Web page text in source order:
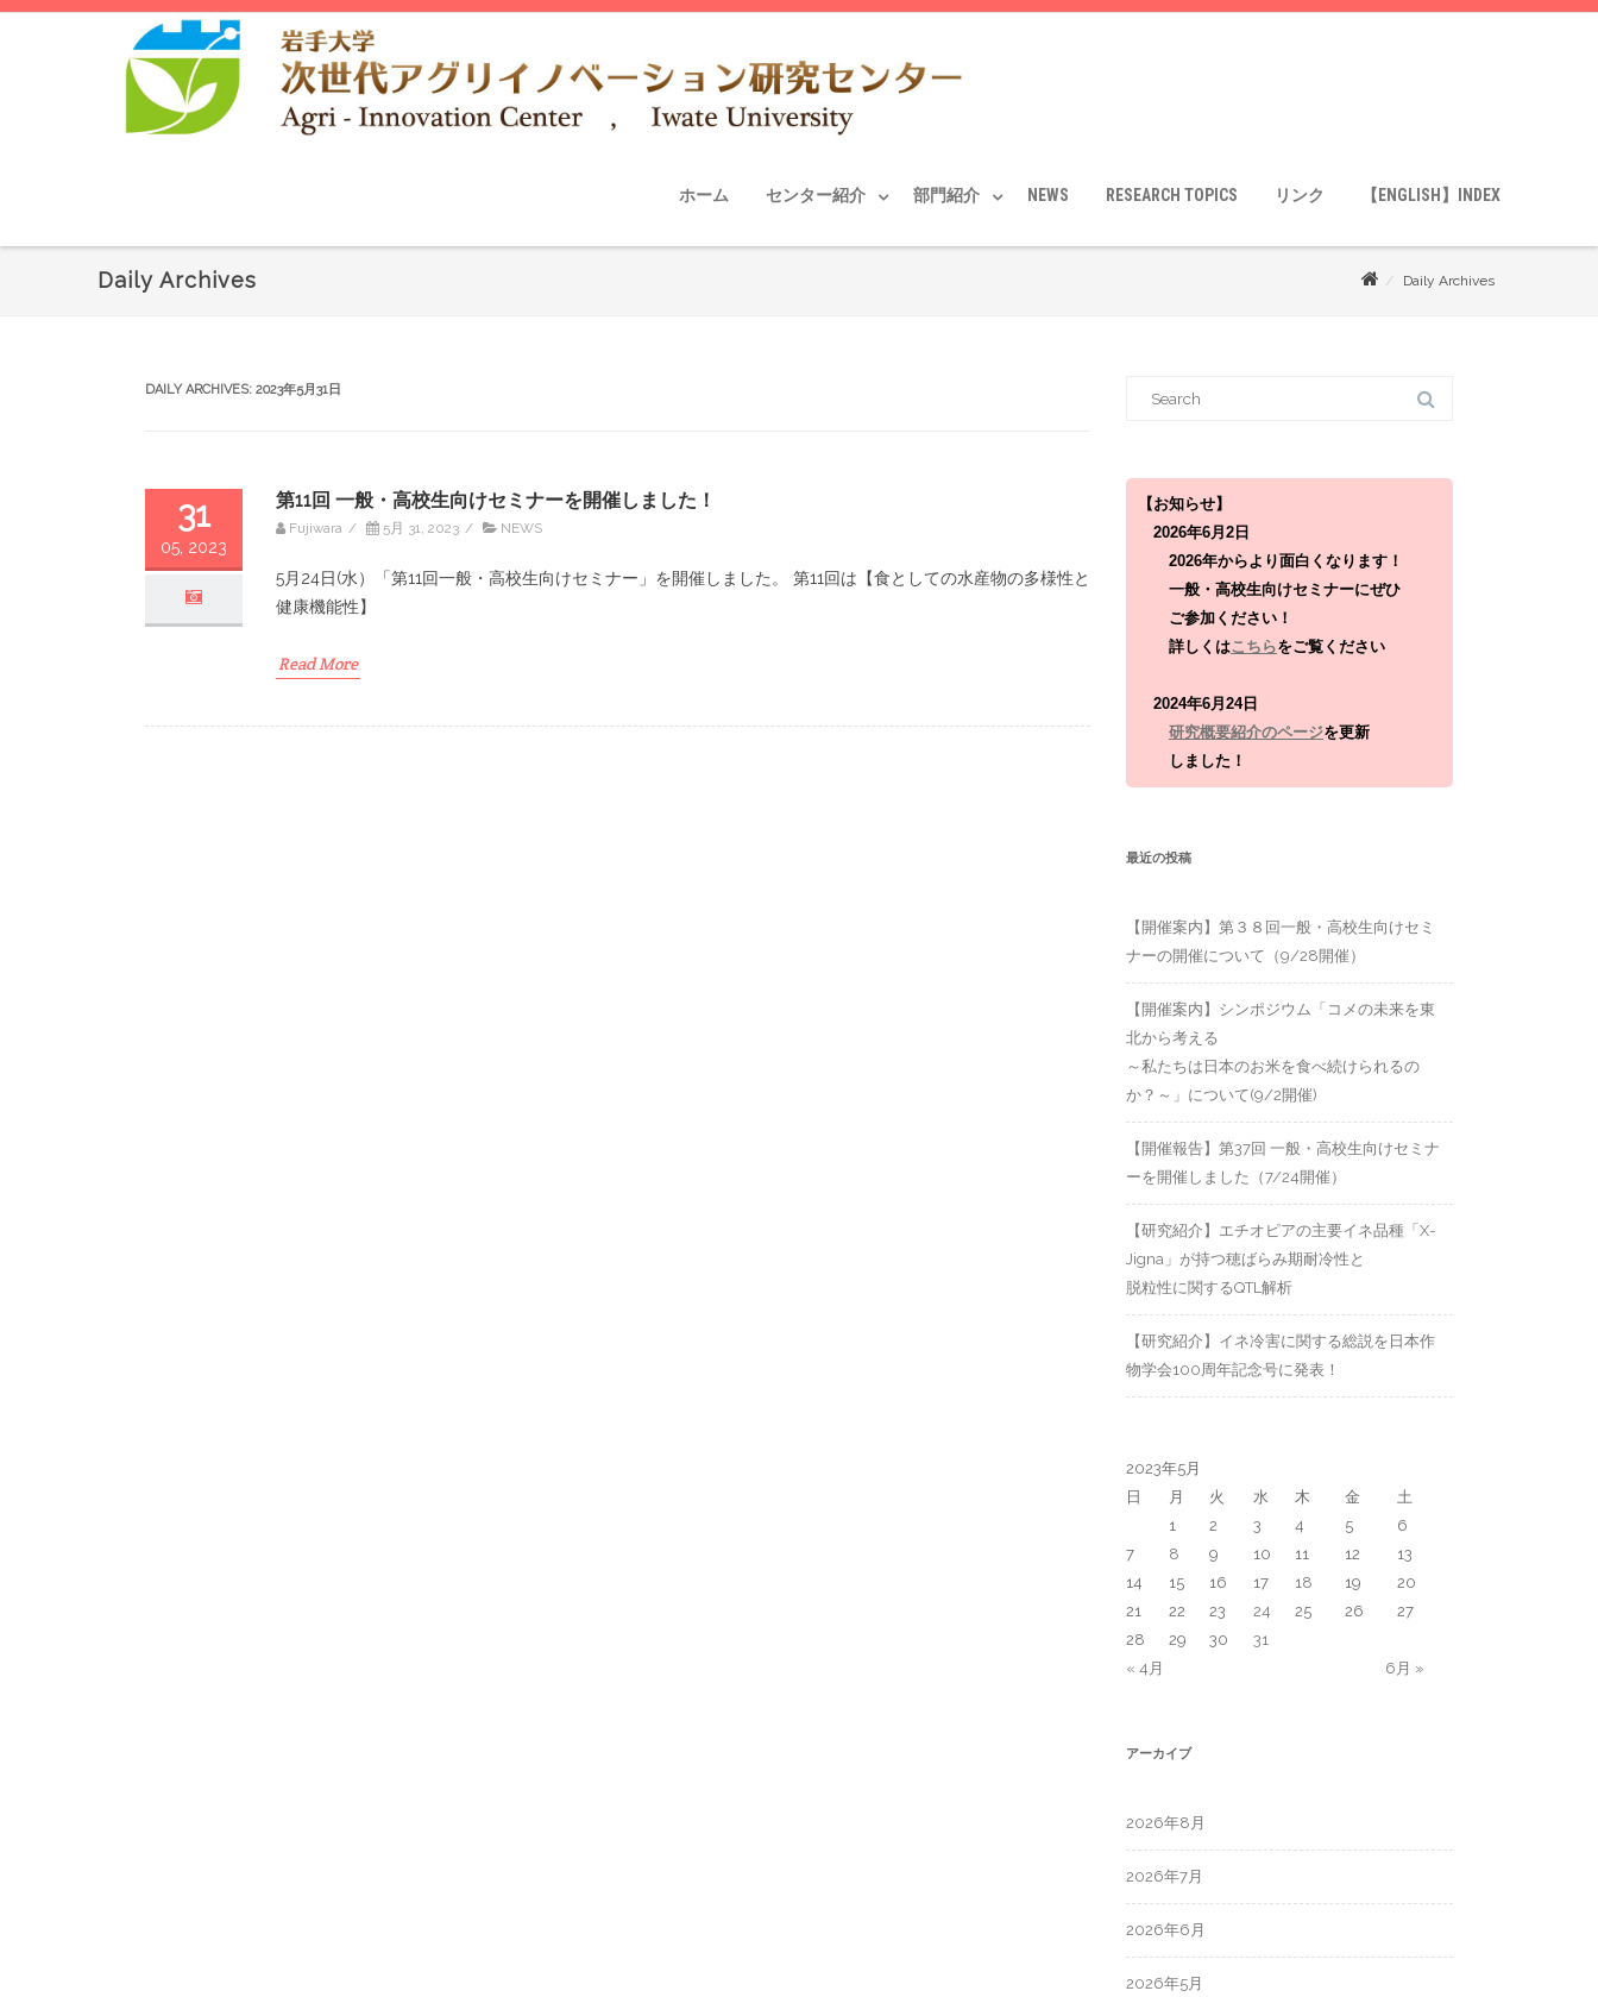
ホーム センター紹介 部門紹介 NEWS RESEARCH TOPICS リンク 【ENGLISH】INDEX
Daily Archives Daily Archives
DAILY ARCHIVES: 2023年5月31日
31
05, 2023
第11回 一般・高校生向けセミナーを開催しました！
Fujiwara / 5月 31, 2023 / NEWS
5月24日(水）「第11回一般・高校生向けセミナー」を開催しました。 第11回は【食としての水産物の多様性と
健康機能性】
Read More
f
【お知らせ】
2026年6月2日
2026年からより面白くなります！
一般・高校生向けセミナーにぜひ
ご参加ください！
詳しくはこちらをご覧ください
2024年6月24日
研究概要紹介のページを更新
しました！
最近の投稿
【開催案内】第３８回一般・高校生向けセミ
ナーの開催について（9/28開催）
【開催案内】シンポジウム「コメの未来を東
北から考える
～私たちは日本のお米を食べ続けられるの
か？～」について(9/2開催)
【開催報告】第37回 一般・高校生向けセミナ
ーを開催しました（7/24開催）
【研究紹介】エチオピアの主要イネ品種「X-
Jigna」が持つ穂ばらみ期耐冷性と
脱粒性に関するQTL解析
【研究紹介】イネ冷害に関する総説を日本作
物学会100周年記念号に発表！
2023年5月
日
月 火 水 木 金 土
« 4月 6月 »
1 2 3 4 5
6
7
8 9 10 11 12
13
14
15 16 17 18 19
20
21
22 23 24 25 26
27
28
29 30 31
アーカイブ
2026年8月
2026年7月
2026年6月
2026年5月